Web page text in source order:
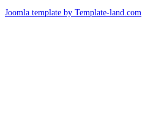
Joomla template by Template-land.com